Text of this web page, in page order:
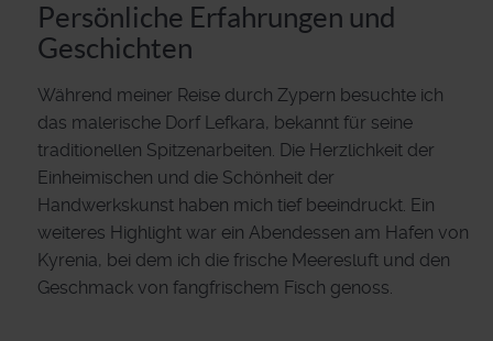
Persönliche Erfahrungen und
Geschichten
Während meiner Reise durch Zypern besuchte ich
das malerische Dorf Lefkara, bekannt für seine
traditionellen Spitzenarbeiten. Die Herzlichkeit der
Einheimischen und die Schönheit der
Handwerkskunst haben mich tief beeindruckt. Ein
weiteres Highlight war ein Abendessen am Hafen von
Kyrenia, bei dem ich die frische Meeresluft und den
Geschmack von fangfrischem Fisch genoss.